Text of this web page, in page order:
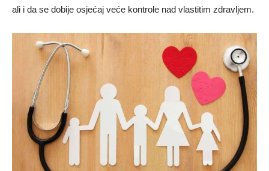
ali i da se dobije osjećaj veće kontrole nad vlastitim zdravljem.